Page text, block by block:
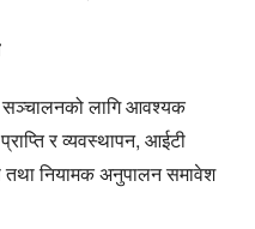
सञ्चालनको लागि आवश्यक
र व्यवस्थापन, आईटी
तथा नियामक अनुपालन समावेश